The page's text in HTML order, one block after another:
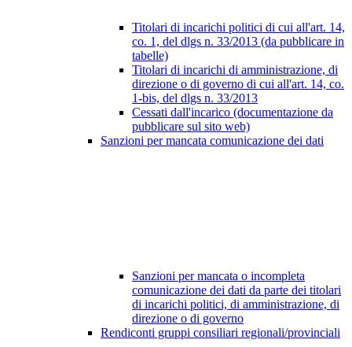
Titolari di incarichi politici di cui all'art. 14,
co. 1, del dlgs n. 33/2013 (da pubblicare in
tabelle)
Titolari di incarichi di amministrazione, di
direzione o di governo di cui all'art. 14, co.
1-bis, del dlgs n. 33/2013
Cessati dall'incarico (documentazione da
pubblicare sul sito web)
Sanzioni per mancata comunicazione dei dati
Sanzioni per mancata o incompleta
comunicazione dei dati da parte dei titolari
di incarichi politici, di amministrazione, di
direzione o di governo
Rendiconti gruppi consiliari regionali/provinciali